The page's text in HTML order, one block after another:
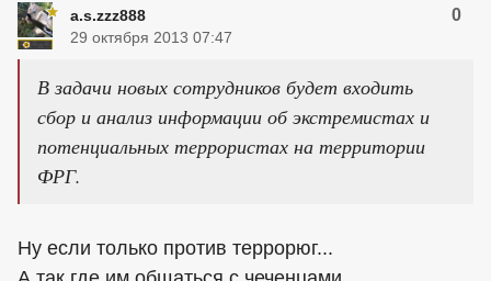
a.s.zzz888 0
29 октября 2013 07:47
В задачи новых сотрудников будет входить
сбор и анализ информации об экстремистах и
потенциальных террористах на территории
ФРГ.
Ну если только против террорюг...